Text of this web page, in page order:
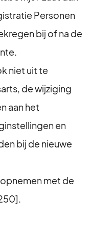
Personen
bij of na de
niet uit te
de wijziging
aan het
en
bij de nieuwe
met de